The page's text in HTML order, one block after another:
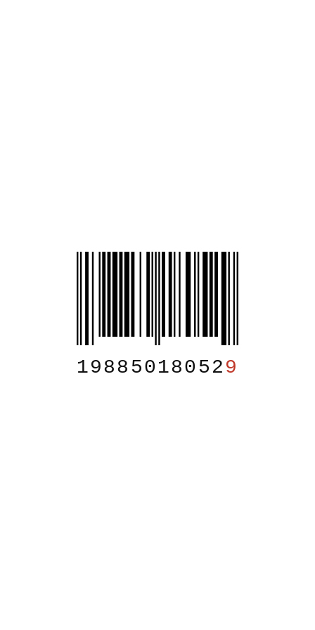
198850180529